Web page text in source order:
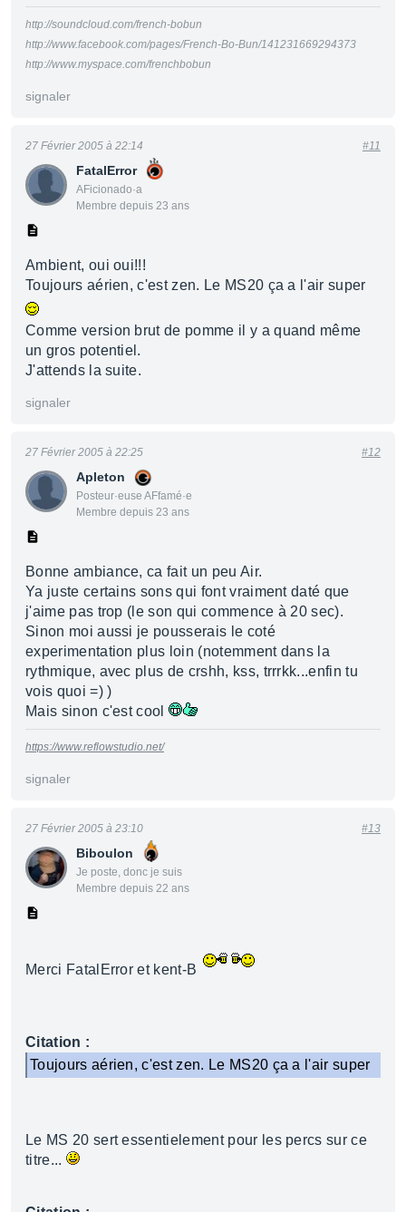
http://soundcloud.com/french-bobun
http://www.facebook.com/pages/French-Bo-Bun/141231669294373
http://www.myspace.com/frenchbobun
signaler
FatalError
AFicionado·a
Membre depuis 23 ans
27 Février 2005 à 22:14 #11
Ambient, oui oui!!!
Toujours aérien, c'est zen. Le MS20 ça a l'air super
Comme version brut de pomme il y a quand même
un gros potentiel.
J'attends la suite.
signaler
Apleton
Posteur·euse AFfamé·e
Membre depuis 23 ans
27 Février 2005 à 22:25 #12
Bonne ambiance, ca fait un peu Air.
Ya juste certains sons qui font vraiment daté que
j'aime pas trop (le son qui commence à 20 sec).
Sinon moi aussi je pousserais le coté
experimentation plus loin (notemment dans la
rythmique, avec plus de crshh, kss, trrrkk...enfin tu
vois quoi =) )
Mais sinon c'est cool
https://www.reflowstudio.net/
signaler
Biboulon
Je poste, donc je suis
Membre depuis 22 ans
27 Février 2005 à 23:10 #13
Merci FatalError et kent-B
Citation :
Toujours aérien, c'est zen. Le MS20 ça a l'air super
Le MS 20 sert essentielement pour les percs sur ce
titre...